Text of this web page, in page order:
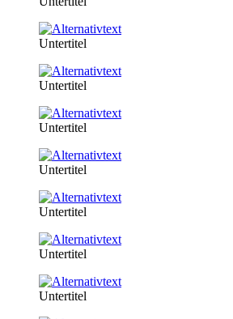
Untertitel
Untertitel
Untertitel
Untertitel
Untertitel
Untertitel
Untertitel